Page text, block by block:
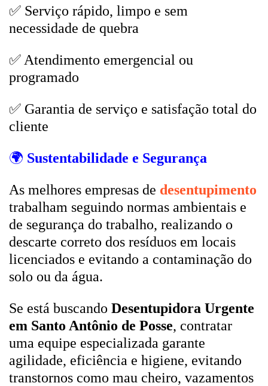
✅ Serviço rápido, limpo e sem
necessidade de quebra
✅ Atendimento emergencial ou
programado
✅ Garantia de serviço e satisfação total do
cliente
🌍 Sustentabilidade e Segurança
As melhores empresas de desentupimento
trabalham seguindo normas ambientais e
de segurança do trabalho, realizando o
descarte correto dos resíduos em locais
licenciados e evitando a contaminação do
solo ou da água.
Se está buscando Desentupidora Urgente
em Santo Antônio de Posse, contratar
uma equipe especializada garante
agilidade, eficiência e higiene, evitando
transtornos como mau cheiro, vazamentos